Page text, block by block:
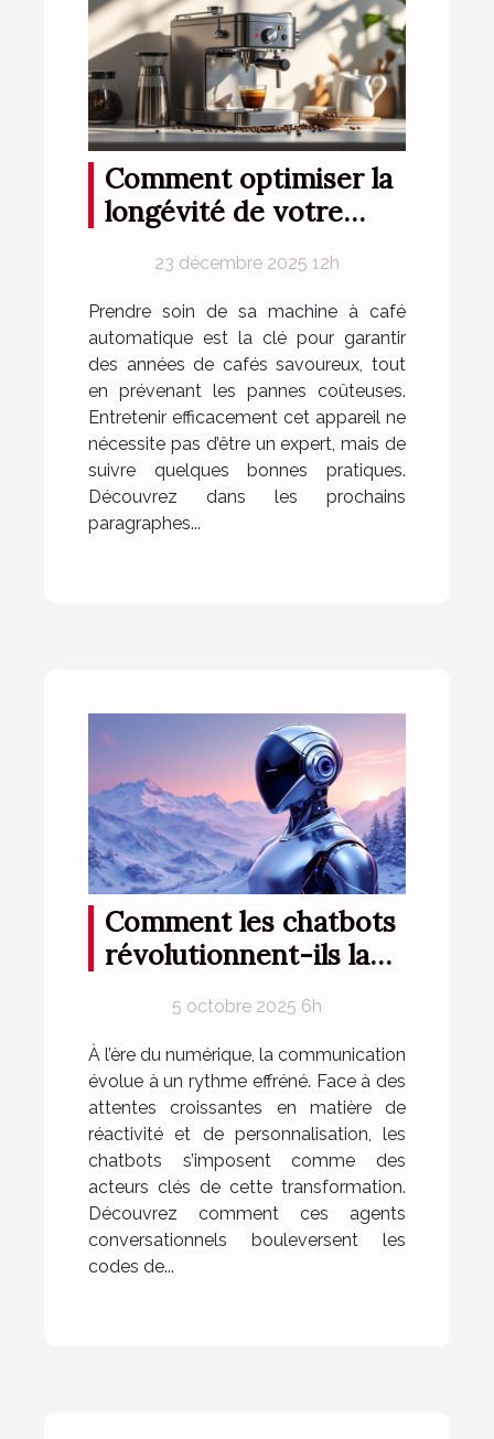
Comment optimiser la
longévité de votre
automatique ?
23 décembre 2025 12h
Prendre soin de sa machine à café
automatique est la clé pour garantir
des années de cafés savoureux, tout
en prévenant les pannes coûteuses.
Entretenir efficacement cet appareil ne
nécessite pas d’être un expert, mais de
suivre quelques bonnes pratiques.
Découvrez dans les prochains
paragraphes...
Comment les chatbots
révolutionnent-ils la
numérique ?
5 octobre 2025 6h
À l’ère du numérique, la communication
évolue à un rythme effréné. Face à des
attentes croissantes en matière de
réactivité et de personnalisation, les
chatbots s’imposent comme des
acteurs clés de cette transformation.
Découvrez comment ces agents
conversationnels bouleversent les
codes de...